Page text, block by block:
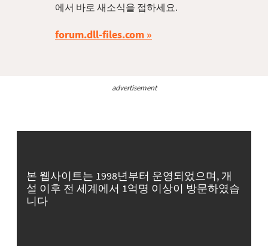
에서 바로 새소식을 접하세요.
forum.dll-files.com
advertisement
본 웹사이트는 1998년부터 운영되었으며, 개
설 이후 전 세계에서 1억명 이상이 방문하였습
니다